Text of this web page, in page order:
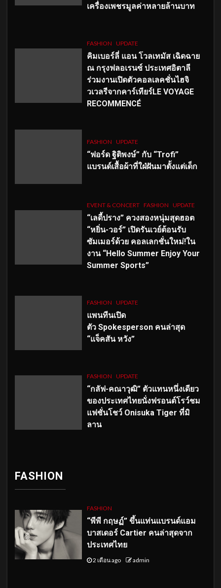
เครื่องเพชรมูลค่าหลายล้านบาท
FASHION UPDATE
คิมเบอร์ลี่ แอน โวลเทมัส เฉิดฉาย
ณ กรุงฟลอเรนซ์ ประเทศอิตาลี
ร่วมงานเปิดตัวคอลเลคชั่นไฮจิ
วเวลรีจากคาร์เทียร์LE VOYAGE
RECOMMENCÉ
FASHION UPDATE
“ฟอร์ด ฐิติพงษ์” กับ “Trofi”
แบรนด์เสื้อผ้าที่ใฝ่ฝันมาตั้งแต่เด็ก
EVENT & CONCERT FASHION UPDATE
“เลดี้ปราง” ควงสองหนุ่มสุดฮอต
“หยิ่น-วอร์” เปิดรันเวย์ต้อนรับ
ซัมเมอร์ด้วย คอลเลกชั่นใหม่!ใน
งาน “Hello Summer Enjoy Your
Summer Sports”
FASHION UPDATE
แพนทีนเปิด
ตัว Spokesperson คนล่าสุด
“แจ็คสัน หวัง”
FASHION UPDATE
“กลัฟ-คณาวุฒิ” ตัวแทนหนึ่งเดียว
ของประเทศไทยนั่งฟรอนต์โรว์ชม
แฟชั่นโชว์ Onisuka Tiger ที่มิ
ลาน
FASHION
FASHION
“พีพี กฤษฏ์” ขึ้นแท่นแบรนด์แอม
บาสเดอร์ Cartier คนล่าสุดจาก
ประเทศไทย
2 เดือน ago admin